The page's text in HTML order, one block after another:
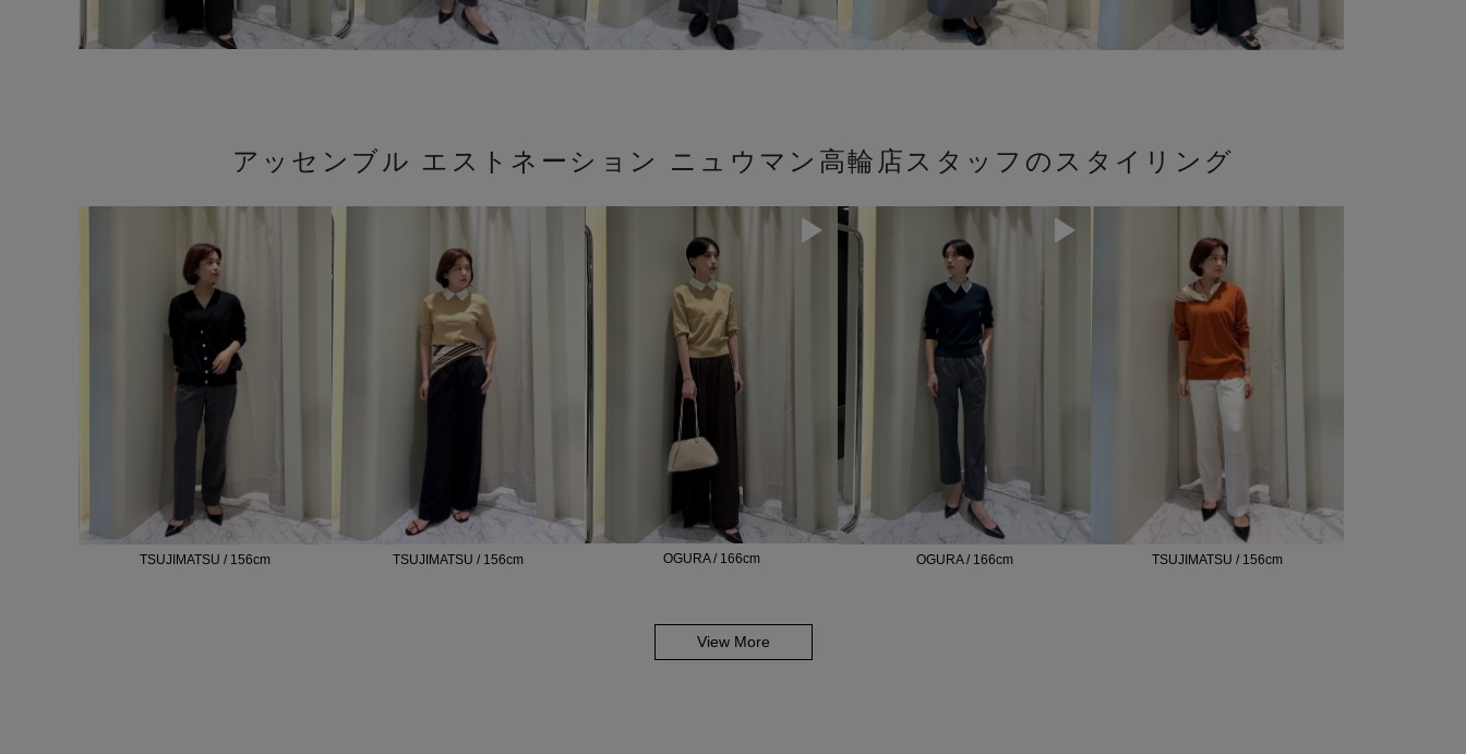
アッセンブル エストネーション ニュウマン高輪店スタッフのスタイリング
TSUJIMATSU / 156cm TSUJIMATSU / 156cm OGURA / 166cm OGURA / 166cm TSUJIMATSU / 156cm
View More